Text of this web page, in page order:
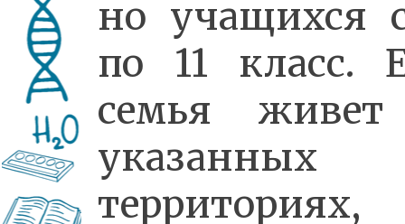
но учащихся
по 11 класс.
семья
указанных
территориях,